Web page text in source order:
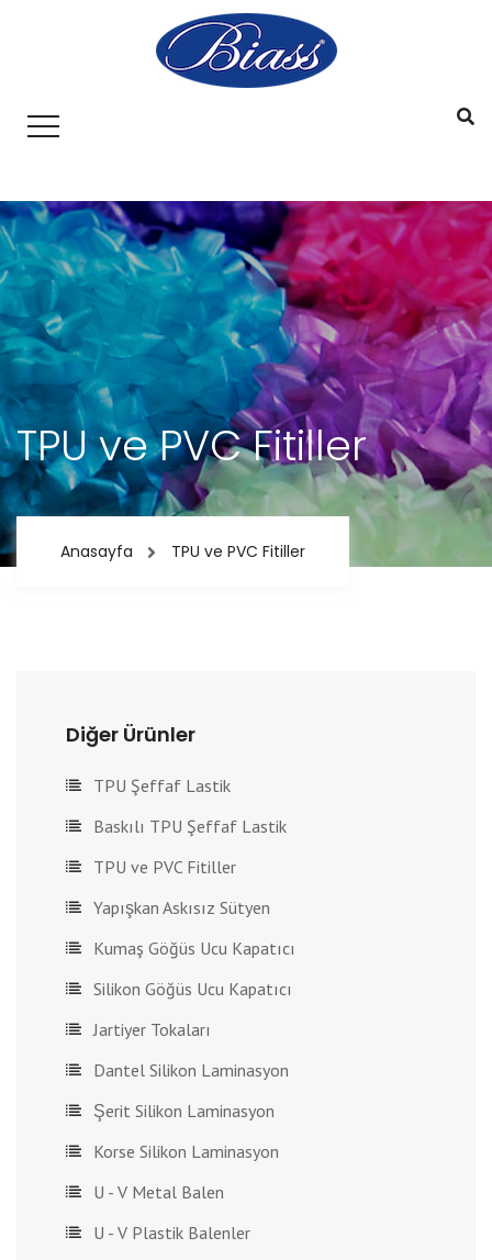
TPU ve PVC Fitiller
Anasayfa TPU ve PVC Fitiller
Diğer Ürünler
TPU Şeffaf Lastik
Baskılı TPU Şeffaf Lastik
TPU ve PVC Fitiller
Yapışkan Askısız Sütyen
Kumaş Göğüs Ucu Kapatıcı
Silikon Göğüs Ucu Kapatıcı
Jartiyer Tokaları
Dantel Silikon Laminasyon
Şerit Silikon Laminasyon
Korse Silikon Laminasyon
U - V Metal Balen
U - V Plastik Balenler